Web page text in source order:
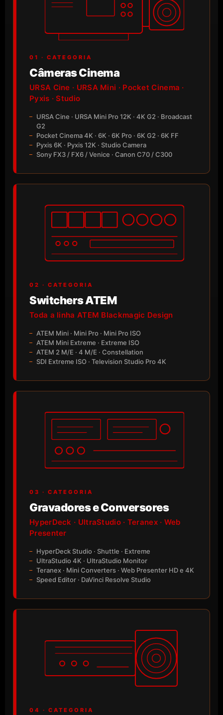
01 · CATEGORIA
Câmeras Cinema
URSA Cine · URSA Mini · Pocket Cinema ·
Pyxis · Studio
URSA Cine · URSA Mini Pro 12K · 4K G2 · Broadcast
G2
Pocket Cinema 4K · 6K · 6K Pro · 6K G2 · 6K FF
Pyxis 6K · Pyxis 12K · Studio Camera
Sony FX3 / FX6 / Venice · Canon C70 / C300
02 · CATEGORIA
Switchers ATEM
Toda a linha ATEM Blackmagic Design
ATEM Mini · Mini Pro · Mini Pro ISO
ATEM Mini Extreme · Extreme ISO
ATEM 2 M/E · 4 M/E · Constellation
SDI Extreme ISO · Television Studio Pro 4K
03 · CATEGORIA
Gravadores e Conversores
HyperDeck · UltraStudio · Teranex · Web
Presenter
HyperDeck Studio · Shuttle · Extreme
UltraStudio 4K · UltraStudio Monitor
Teranex · Mini Converters · Web Presenter HD e 4K
Speed Editor · DaVinci Resolve Studio
04 · CATEGORIA